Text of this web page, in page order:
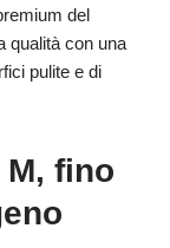
del
qualità con una
pulite e di
fino